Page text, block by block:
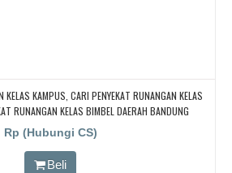
KELAS KAMPUS, CARI PENYEKAT RUNANGAN KELAS
RUNANGAN KELAS BIMBEL DAERAH BANDUNG
Rp (Hubungi CS)
Beli